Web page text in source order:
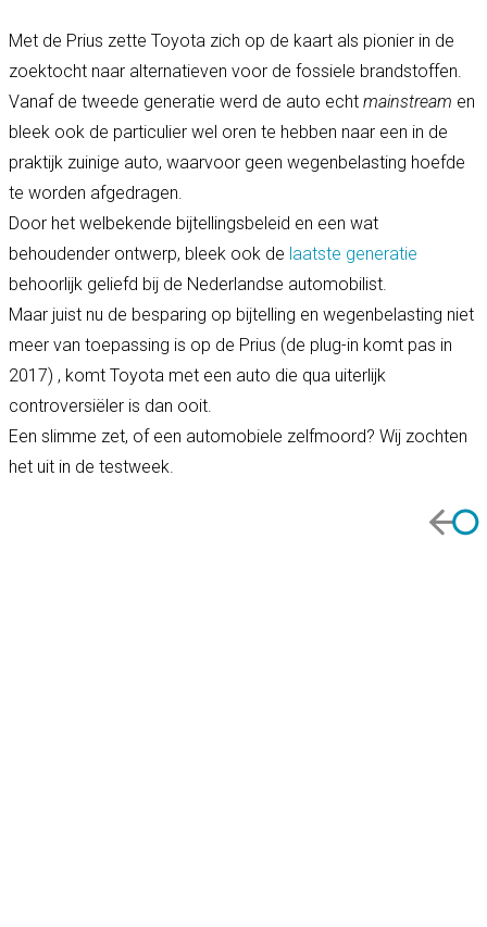
Met de Prius zette Toyota zich op de kaart als pionier in de
zoektocht naar alternatieven voor de fossiele brandstoffen.
Vanaf de tweede generatie werd de auto echt mainstream en
bleek ook de particulier wel oren te hebben naar een in de
praktijk zuinige auto, waarvoor geen wegenbelasting hoefde
te worden afgedragen.
Door het welbekende bijtellingsbeleid en een wat
behoudender ontwerp, bleek ook de laatste generatie
behoorlijk geliefd bij de Nederlandse automobilist.
Maar juist nu de besparing op bijtelling en wegenbelasting niet
meer van toepassing is op de Prius (de plug-in komt pas in
2017) , komt Toyota met een auto die qua uiterlijk
controversiëler is dan ooit.
Een slimme zet, of een automobiele zelfmoord? Wij zochten
het uit in de testweek.